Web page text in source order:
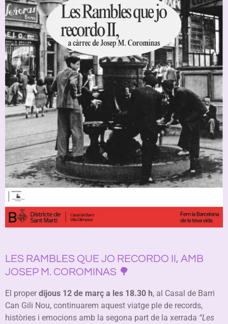
LES RAMBLES QUE JO RECORDO II, AMB
JOSEP M. COROMINAS 🌳
El proper dijous 12 de març a les 18.30 h, al Casal de Barri
Can Gili Nou, continuarem aquest viatge ple de records,
històries i emocions amb la segona part de la xerrada “Les